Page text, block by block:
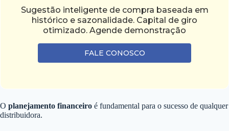
Sugestão inteligente de compra baseada em
histórico e sazonalidade. Capital de giro
otimizado. Agende demonstração
FALE CONOSCO
O planejamento financeiro é fundamental para o sucesso de qualquer
distribuidora.